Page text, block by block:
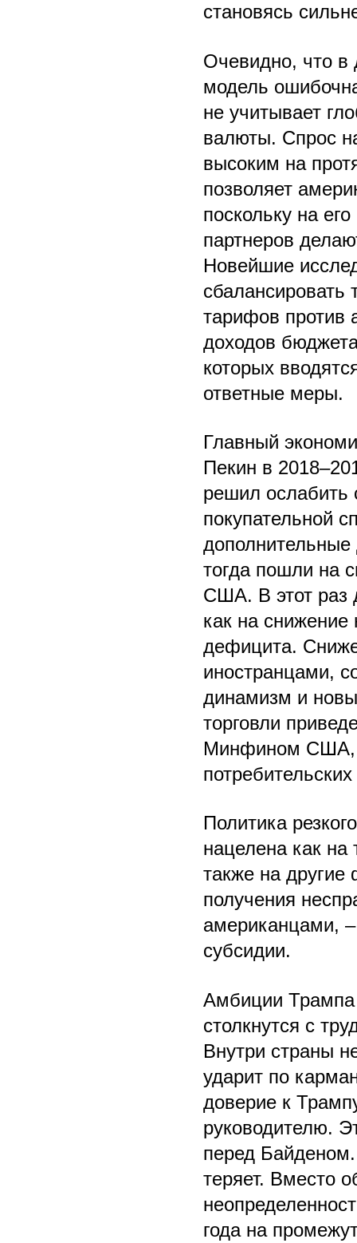
становясь
Очевидно, что в
модель
не учитывает
валюты. Спрос
высоким на
позволяет
поскольку на
партнеров
Новейшие
сбалансировать
тарифов против
доходов
которых
ответные меры.
Главный
Пекин в
решил ослабить
покупательной
тогда пошли на
США. В этот раз
как на снижение
дефицита.
иностранцами,
динамизм и
торговли
Минфином США,
Политика
нацелена как
также на
получения
американцами,
субсидии.
Амбиции Трампа
столкнутся с
Внутри страны
ударит по
доверие к
руководителю.
перед
теряет. Вместо
года на